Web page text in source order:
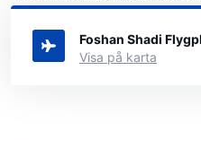
kan välja i vilken stad i Kina
Foshan Shadi
Visa på karta